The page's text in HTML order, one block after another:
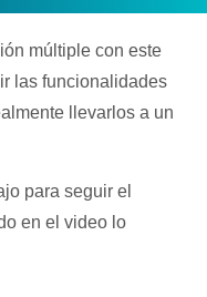
múltiple con este
las funcionalidades
llevarlos a un
para seguir el
en el video lo